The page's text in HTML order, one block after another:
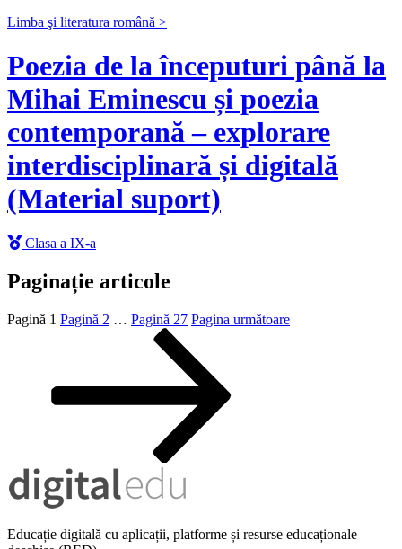
Limba şi literatura română >
Poezia de la începuturi până la
Mihai Eminescu și poezia
contemporană – explorare
interdisciplinară și digitală
(Material suport)
Clasa a IX-a
Paginație articole
Pagină 1 Pagină 2 … Pagină 27 Pagina următoare
Educație digitală cu aplicații, platforme și resurse educaționale